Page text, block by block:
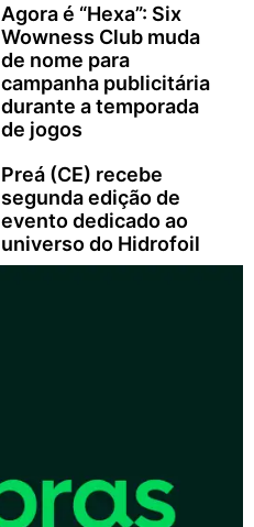
Agora é “Hexa”: Six
Wowness Club muda
de nome para
campanha publicitária
durante a temporada
de jogos
Preá (CE) recebe
segunda edição de
evento dedicado ao
universo do Hidrofoil